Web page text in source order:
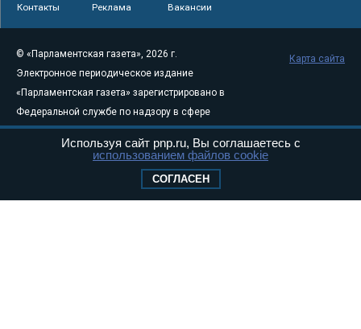
Контакты Реклама Вакансии
© «Парламентская газета», 2026 г.
Электронное периодическое издание
«Парламентская газета» зарегистрировано в
Федеральной службе по надзору в сфере
связи, информационных технологий и
массовых коммуникаций (Роскомнадзор) 05
Свидетельство о регистрации Эл № ФС77-
Карта сайта
Используя сайт pnp.ru, Вы соглашаетесь с
использованием файлов cookie
СОГЛАСЕН